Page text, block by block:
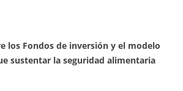
los Fondos de inversión y el modelo
sustentar la seguridad alimentaria